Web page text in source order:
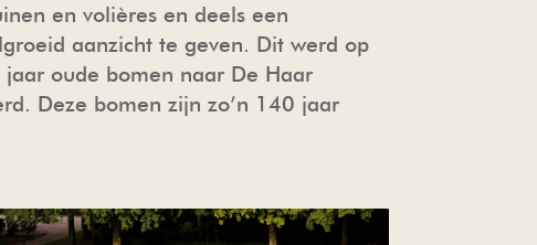
en volières en deels een
aanzicht te geven. Dit werd op
oude bomen naar De Haar
Deze bomen zijn zo’n 140 jaar